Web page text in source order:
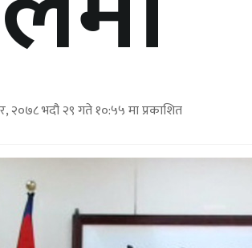
२०७८ भदौ २९ गते १०:५५ मा प्रकाशित